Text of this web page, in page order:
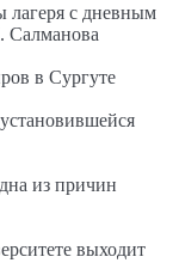
лагеря с дневным
Салманова
в Сургуте
из причин
выходит